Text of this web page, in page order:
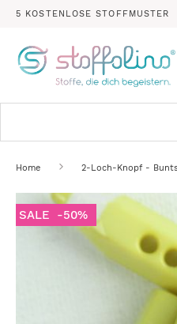
5 KOSTENLOSE STOFFMUSTER
Home 2-Loch-Knopf -
Ende
SALE -50%